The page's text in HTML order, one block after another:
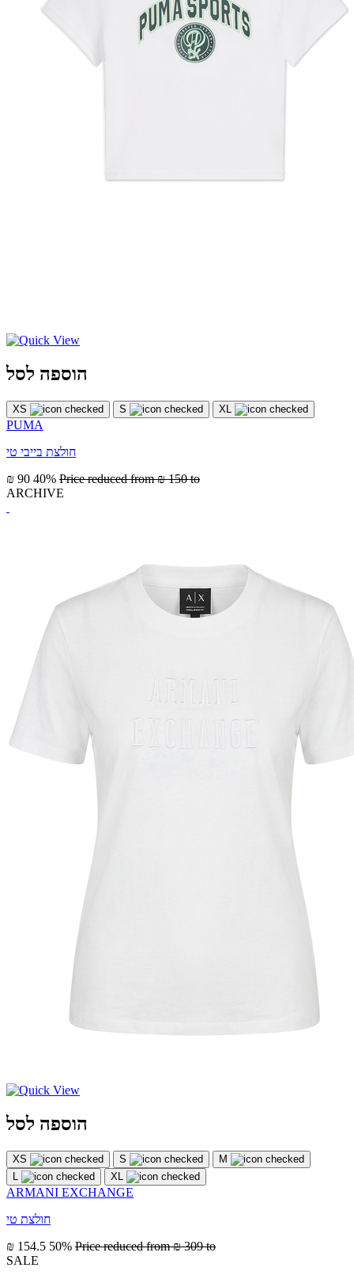
הוספה לסל
XS S XL
PUMA
חולצת בייבי טי
₪ 90 40% Price reduced from₪ 150 to
ARCHIVE
הוספה לסל
XS S
M
L
XL
ARMANI EXCHANGE
חולצת טי
₪ 154.5 50% Price reduced from₪ 309 to
SALE